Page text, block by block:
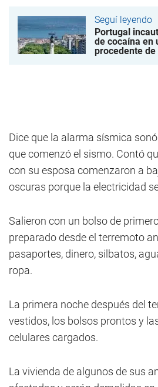
Seguí leyendo
Portugal
de cocaína en
procedente
Dice que la alarma sísmica
que comenzó el sismo. Contó
con su esposa comenzaron a
oscuras porque la electricidad
Salieron con un bolso de
preparado desde el terremoto
pasaportes, dinero, silbatos,
ropa.
La primera noche después del
vestidos, los bolsos prontos y
celulares cargados.
La vivienda de algunos de sus